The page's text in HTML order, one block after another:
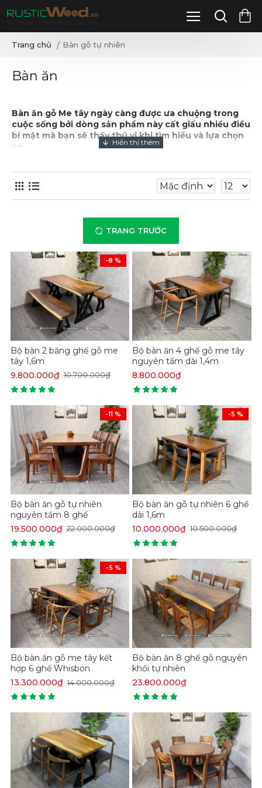
Trang chủ Bàn gỗ tự nhiên
Bàn ăn
Bàn ăn gỗ Me tâyngày càng được ưa chuộng trong
cuộc sống bởi dòng sản phẩm này cất giấu nhiều điều
bí mật mà bạn sẽ thấy thú vị khi tìm hiểu và lựa chọn
nó.
xa lạ trong không gian sống của người Việt.
Đây được xem là một trong những dòng bàn gỗ có
mẫu bàn làm bằng gỗ Me tây này lại có nhiều điều rất
Theo đánh giá của các chuyên gia thì
bàn ăn gỗ Me tâyđược đánh giá rất cao về tính thẩm
mỹ, đặc biệt là hệ vân của nó. Những mẫu bàn làm từ
gỗ Me tây nguyên khối sở hữu những hệ vân độc đáo
và bắt mắt nhất trên thị trường hiện nay. Thậm chí,
vân của các loại gỗ quý khác trên thị trường hiện nay
cũng khó có thể so sánh được.
Điểm thú vị hơn nữa chính là những vân gỗ này sẽ
càng cuốn hút và có sức hút mắt mạnh mẽ sau khi
TRANG TRƯỚC
-8 %
Bộ bàn 2 băng ghế gỗ me
tây 1,6m
9.800.000₫ 10.700.000₫
Bộ bàn ăn 4 ghế gỗ me tây
nguyên tấm dài 1,4m
8.800.000₫
-11 %
Bộ bàn ăn gỗ tự nhiên
nguyên tấm 8 ghế
19.500.000₫ 22.000.000₫
-5 %
Bộ bàn ăn gỗ tự nhiên 6 ghế
dài 1,6m
10.000.000₫ 10.500.000₫
-5 %
Bộ bàn ăn gỗ me tây kết
hợp 6 ghế Whisbon
13.300.000₫ 14.000.000₫
Bộ bàn ăn 8 ghế gỗ nguyên
khối tự nhiên
23.800.000₫